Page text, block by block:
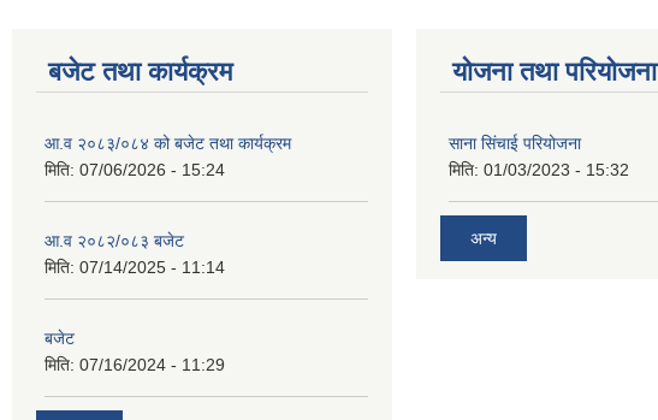
बजेट तथा कार्यक्रम
आ.व २०८३/०८४ को बजेट तथा कार्यक्रम
मिति: 07/06/2026 - 15:24
आ.व २०८२/०८३ बजेट
मिति: 07/14/2025 - 11:14
बजेट
मिति: 07/16/2024 - 11:29
योजना तथा परियोजना
साना सिंचाई परियोजना
मिति: 01/03/2023 - 15:32
अन्य